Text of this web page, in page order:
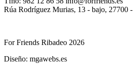
Rúa Rodríguez Murias, 13 - bajo, 27700
For Friends Ribadeo 2026
Diseño: mgawebs.es